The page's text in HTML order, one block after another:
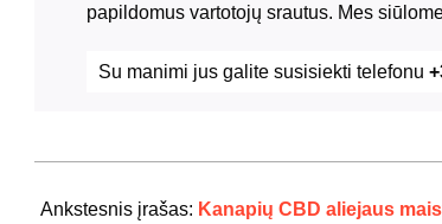
papildomus vartotojų srautus. Mes
Su manimi jus galite susisiekti telefonu
07-
Ankstesnis įrašas: Kanapių CBD aliejaus